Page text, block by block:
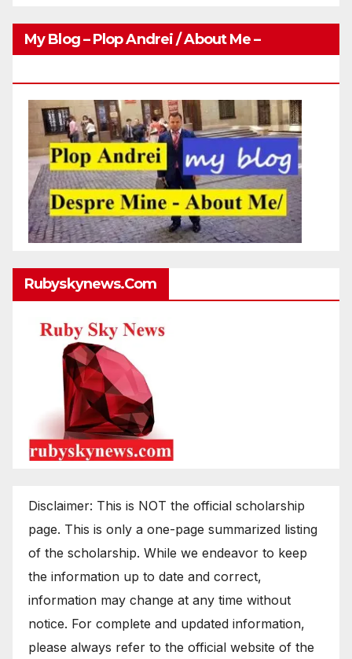
My Blog – Plop Andrei / About Me –
Rubyskynews.com
Disclaimer: This is NOT the official scholarship
page. This is only a one-page summarized listing
of the scholarship. While we endeavor to keep
the information up to date and correct,
information may change at any time without
notice. For complete and updated information,
please always refer to the official website of the